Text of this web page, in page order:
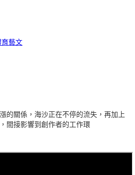
育藝文
的關係，海沙正在不停的流失，再加上
間接影響到創作者的工作環